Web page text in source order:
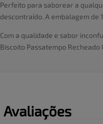
Perfeito para saborear a
descontraído. A embalagem de
Com a qualidade e sabor
Biscoito Passatempo
Avaliações